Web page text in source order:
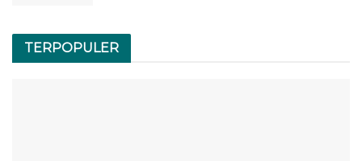
TERPOPULER